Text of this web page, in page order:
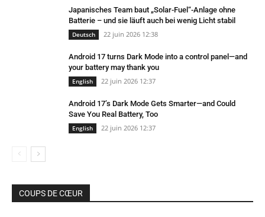
Japanisches Team baut „Solar-Fuel“-Anlage ohne
Batterie – und sie läuft auch bei wenig Licht stabil
Deutsch 22 juin 2026 12:38
Android 17 turns Dark Mode into a control panel—and
your battery may thank you
English 22 juin 2026 12:37
Android 17’s Dark Mode Gets Smarter—and Could
Save You Real Battery, Too
English 22 juin 2026 12:37
COUPS DE CŒUR